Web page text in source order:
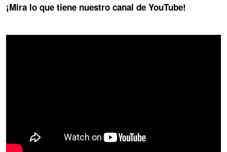
¡Mira lo que tiene nuestro canal de YouTube!